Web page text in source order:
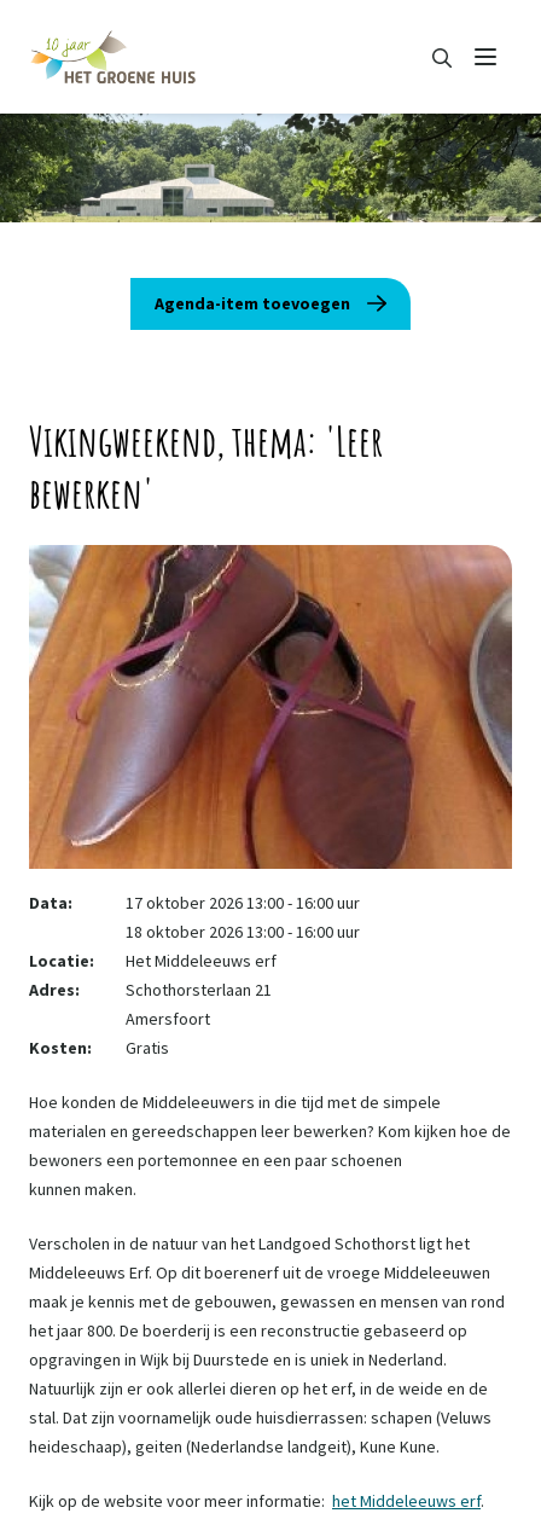
Menu
Zoeken
Agenda-item toevoegen
Vikingweekend, thema: 'Leer
bewerken'
Data:
17 oktober 2026 13:00 - 16:00 uur
18 oktober 2026 13:00 - 16:00 uur
Locatie:
Het Middeleeuws erf
Adres:
Schothorsterlaan 21
Amersfoort
Kosten:
Gratis
Hoe konden de Middeleeuwers in die tijd met de simpele
materialen en gereedschappen leer bewerken? Kom kijken hoe de
bewoners een portemonnee en een paar schoenen
kunnen maken.
Verscholen in de natuur van het Landgoed Schothorst ligt het
Middeleeuws Erf. Op dit boerenerf uit de vroege Middeleeuwen
maak je kennis met de gebouwen, gewassen en mensen van rond
het jaar 800. De boerderij is een reconstructie gebaseerd op
opgravingen in Wijk bij Duurstede en is uniek in Nederland.
Natuurlijk zijn er ook allerlei dieren op het erf, in de weide en de
stal. Dat zijn voornamelijk oude huisdierrassen: schapen (Veluws
heideschaap), geiten (Nederlandse landgeit), Kune Kune.
Kijk op de website voor meer informatie: het Middeleeuws erf.